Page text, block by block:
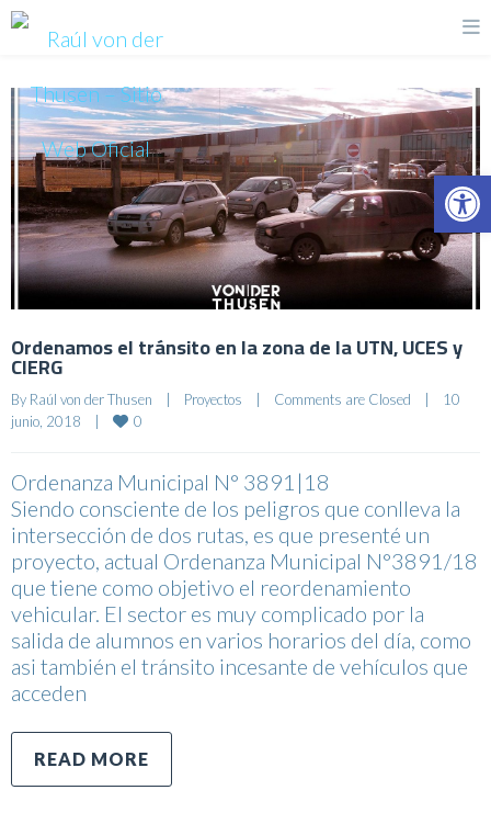
Ordenamos el tránsito en la zona de la UTN, UCES y
CIERG
By Raúl von der Thusen | Proyectos | Comments are Closed |
10
junio, 2018
| 0
Ordenanza Municipal N° 3891|18
Siendo consciente de los peligros que conlleva la
intersección de dos rutas, es que presenté un
proyecto, actual Ordenanza Municipal N°3891/18
que tiene como objetivo el reordenamiento
vehicular. El sector es muy complicado por la
salida de alumnos en varios horarios del día, como
asi también el tránsito incesante de vehículos que
acceden
READ MORE